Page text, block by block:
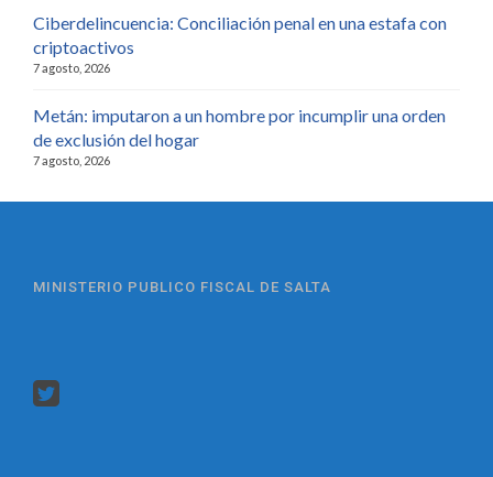
Ciberdelincuencia: Conciliación penal en una estafa con
criptoactivos
7 agosto, 2026
Metán: imputaron a un hombre por incumplir una orden
de exclusión del hogar
7 agosto, 2026
MINISTERIO PUBLICO FISCAL DE SALTA